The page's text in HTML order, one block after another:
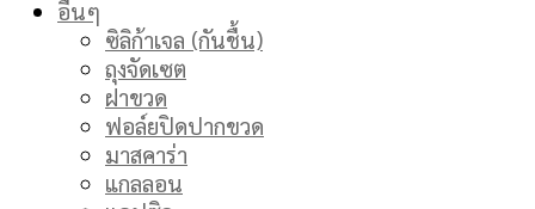
อื่นๆ
ซิลิก้าเจล (กันชื้น)
ถุงจัดเซต
ฝาขวด
ฟอล์ยปิดปากขวด
มาสคาร่า
แกลลอน